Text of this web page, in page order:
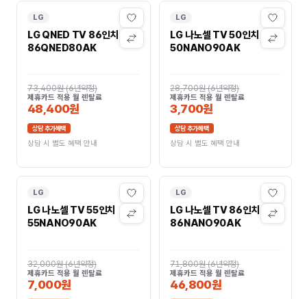
LG
LG QNED TV 86인치
86QNED80AK
73,400원(6년약정)
제휴카드 적용 월 렌탈료
48,400원
상담 추가혜택
상담 시 별도 혜택 안내
LG
LG 나노셀 TV 50인치
50NANO90AK
28,700원(6년약정)
제휴카드 적용 월 렌탈료
3,700원
상담 추가혜택
상담 시 별도 혜택 안내
LG
LG 나노셀 TV 55인치
55NANO90AK
32,000원(6년약정)
제휴카드 적용 월 렌탈료
7,000원
LG
LG 나노셀 TV 86인치
86NANO90AK
71,800원(6년약정)
제휴카드 적용 월 렌탈료
46,800원